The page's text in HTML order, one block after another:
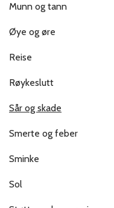
Munn og tann
Øye og øre
Reise
Røykeslutt
Sår og skade
Smerte og feber
Sminke
Sol